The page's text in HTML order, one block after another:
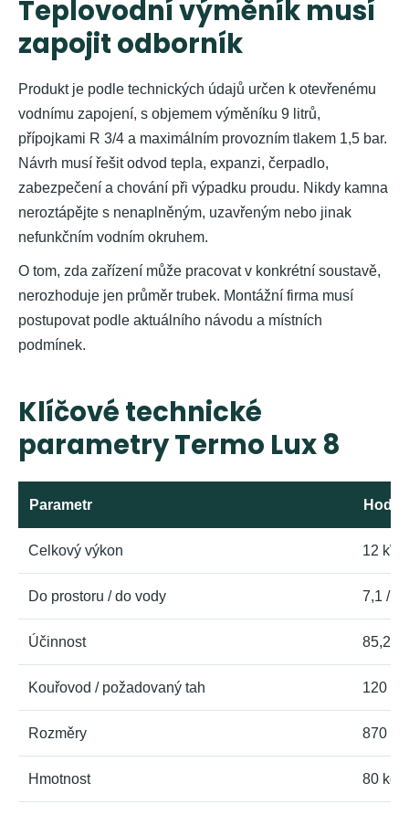
Teplovodní výměník musí
zapojit odborník
Produkt je podle technických údajů určen k otevřenému
vodnímu zapojení, s objemem výměníku 9 litrů,
přípojkami R 3/4 a maximálním provozním tlakem 1,5 bar.
Návrh musí řešit odvod tepla, expanzi, čerpadlo,
zabezpečení a chování při výpadku proudu. Nikdy kamna
neroztápějte s nenaplněným, uzavřeným nebo jinak
nefunkčním vodním okruhem.
O tom, zda zařízení může pracovat v konkrétní soustavě,
nerozhoduje jen průměr trubek. Montážní firma musí
postupovat podle aktuálního návodu a místních
podmínek.
Klíčové technické
parametry Termo Lux 8
Parametr
Celkový výkon 12 kW
Do prostoru / do vody 7,1 /
Účinnost 85,29
Kouřovod / požadovaný tah 120
Rozměry 870 ×
Hmotnost 80 kg